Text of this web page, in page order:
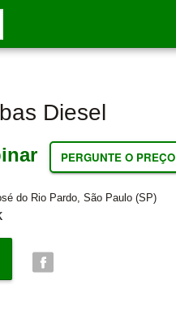
Diesel
PERGUNTE O PREÇO
do Rio Pardo, São Paulo (SP)